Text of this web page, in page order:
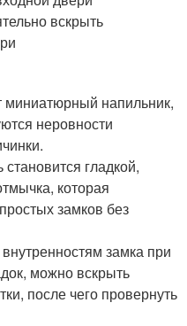
миниатюрный напильник,
неровности
гладкой,
которая
замков без
замка при
можно вскрыть
после чего провернуть